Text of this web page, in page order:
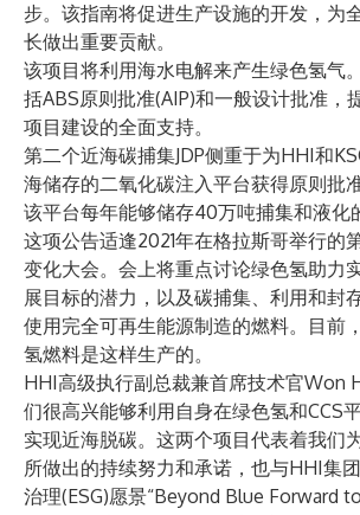
步。该指南将促进生产设施的开发，为
长做出重要贡献。
该项目将利用海水电解来产生绿色氢气
括ABS原则批准(AIP)和一般设计批准，
项目建设的全面支持。
第二个近海碳捕集JDP侧重于为HHI和
海储存的二氧化碳注入平台获得原则批
该平台每年能够储存40万吨捕集和液化
这项公告适逢2021年在格拉斯哥举行的
变化大会。会上将重点讨论绿色氢助力
展目标的潜力，以及碳捕集、利用和封
使用完全可再生能源制造的燃料。目前
氢燃料是这样生产的。
HHI高级执行副总裁兼首席技术官Won
们很高兴能够利用自身在绿色氢和CCS
实现近海脱碳。这两个项目代表着我们
所做出的持续努力和承诺，也与HHI集
治理(ESG)愿景“Beyond Blue Forward to